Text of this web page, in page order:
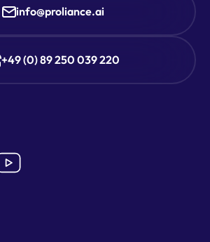
info@proliance.ai
+49 (0) 89 250 039 220